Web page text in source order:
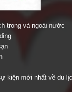
trong và ngoài nước
kiện mới nhất về du